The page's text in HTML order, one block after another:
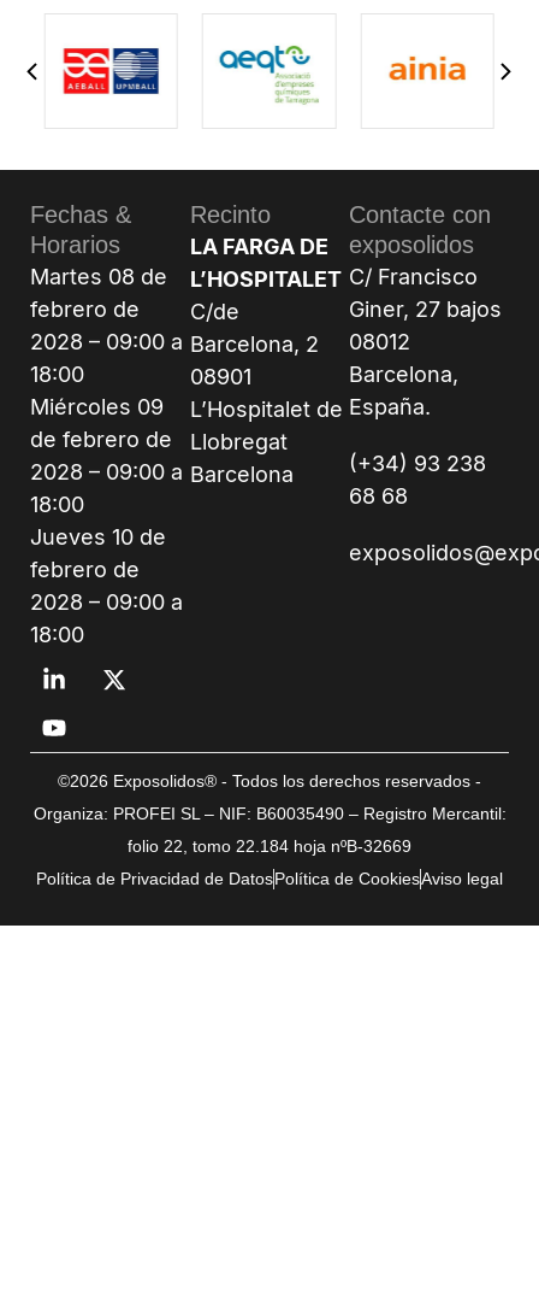
Fechas &
Horarios
Martes 08 de
febrero de
2028 – 09:00 a
18:00
Miércoles 09
de febrero de
2028 – 09:00 a
18:00
Jueves 10 de
febrero de
2028 – 09:00 a
18:00
Recinto
LA FARGA DE
L’HOSPITALET
C/de
Barcelona, 2
08901
L’Hospitalet de
Llobregat
Barcelona
Contacte con
exposolidos
C/ Francisco
Giner, 27 bajos
08012
Barcelona,
España.
(+34) 93 238
68 68
©2026 Exposolidos® - Todos los derechos reservados -
Organiza: PROFEI SL – NIF: B60035490 – Registro Mercantil:
folio 22, tomo 22.184 hoja nºB-32669
Política de Privacidad de DatosPolítica de CookiesAviso legal